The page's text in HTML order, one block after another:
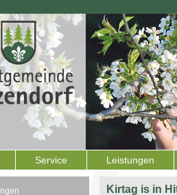
Service Leistungen
Kirtag is in